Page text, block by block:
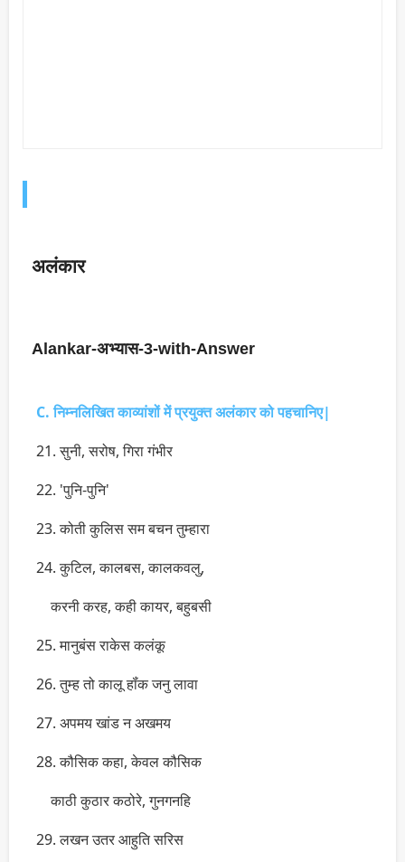
अलंकार
Alankar-अभ्यास-3-with-Answer
C. निम्नलिखित काव्यांशों में प्रयुक्त अलंकार को पहचानिए|
21. सुनी, सरोष, गिरा गंभीर
22. 'पुनि-पुनि'
23. कोती कुलिस सम बचन तुम्हारा
24. कुटिल, कालबस, कालकवलु,
करनी करह, कही कायर, बहुबसी
25. मानुबंस राकेस कलंकू
26. तुम्ह तो कालू हॉंक जनु लावा
27. अपमय खांड न अखमय
28. कौसिक कहा, केवल कौसिक
काठी कुठार कठोरे, गुनगनहि
29. लखन उतर आहुति सरिस